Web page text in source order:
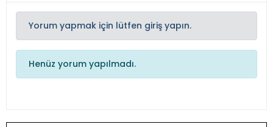
Yorum yapmak için lütfen giriş yapın.
Henüz yorum yapılmadı.